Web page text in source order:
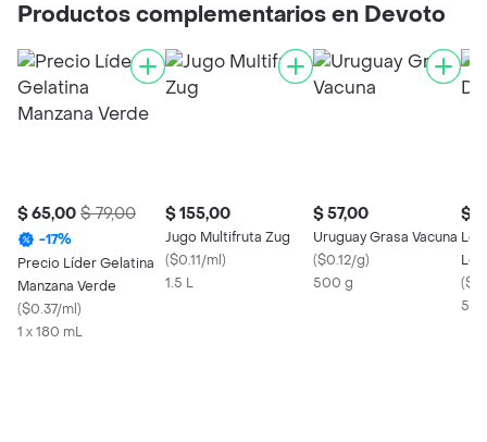
Productos complementarios en Devoto
$ 65,00 $ 79,00
-17%
Precio Líder Gelatina
Manzana Verde
($0.37/ml)
1 x 180 mL
$ 155,00
Jugo Multifruta Zug
($0.11/ml)
1.5 L
$ 57,00
Uruguay Grasa Vacuna
($0.12/g)
500 g
$
(